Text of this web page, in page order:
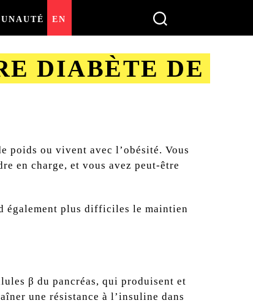
EN
DIABÈTE DE
poids ou vivent avec l’obésité. Vous
en charge, et vous avez peut-être
également plus difficiles le maintien
β du pancréas, qui produisent et
une résistance à l’insuline dans